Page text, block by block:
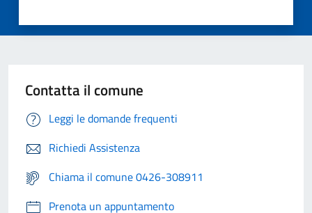
Contatta il comune
Leggi le domande frequenti
Richiedi Assistenza
Chiama il comune 0426-308911
Prenota un appuntamento